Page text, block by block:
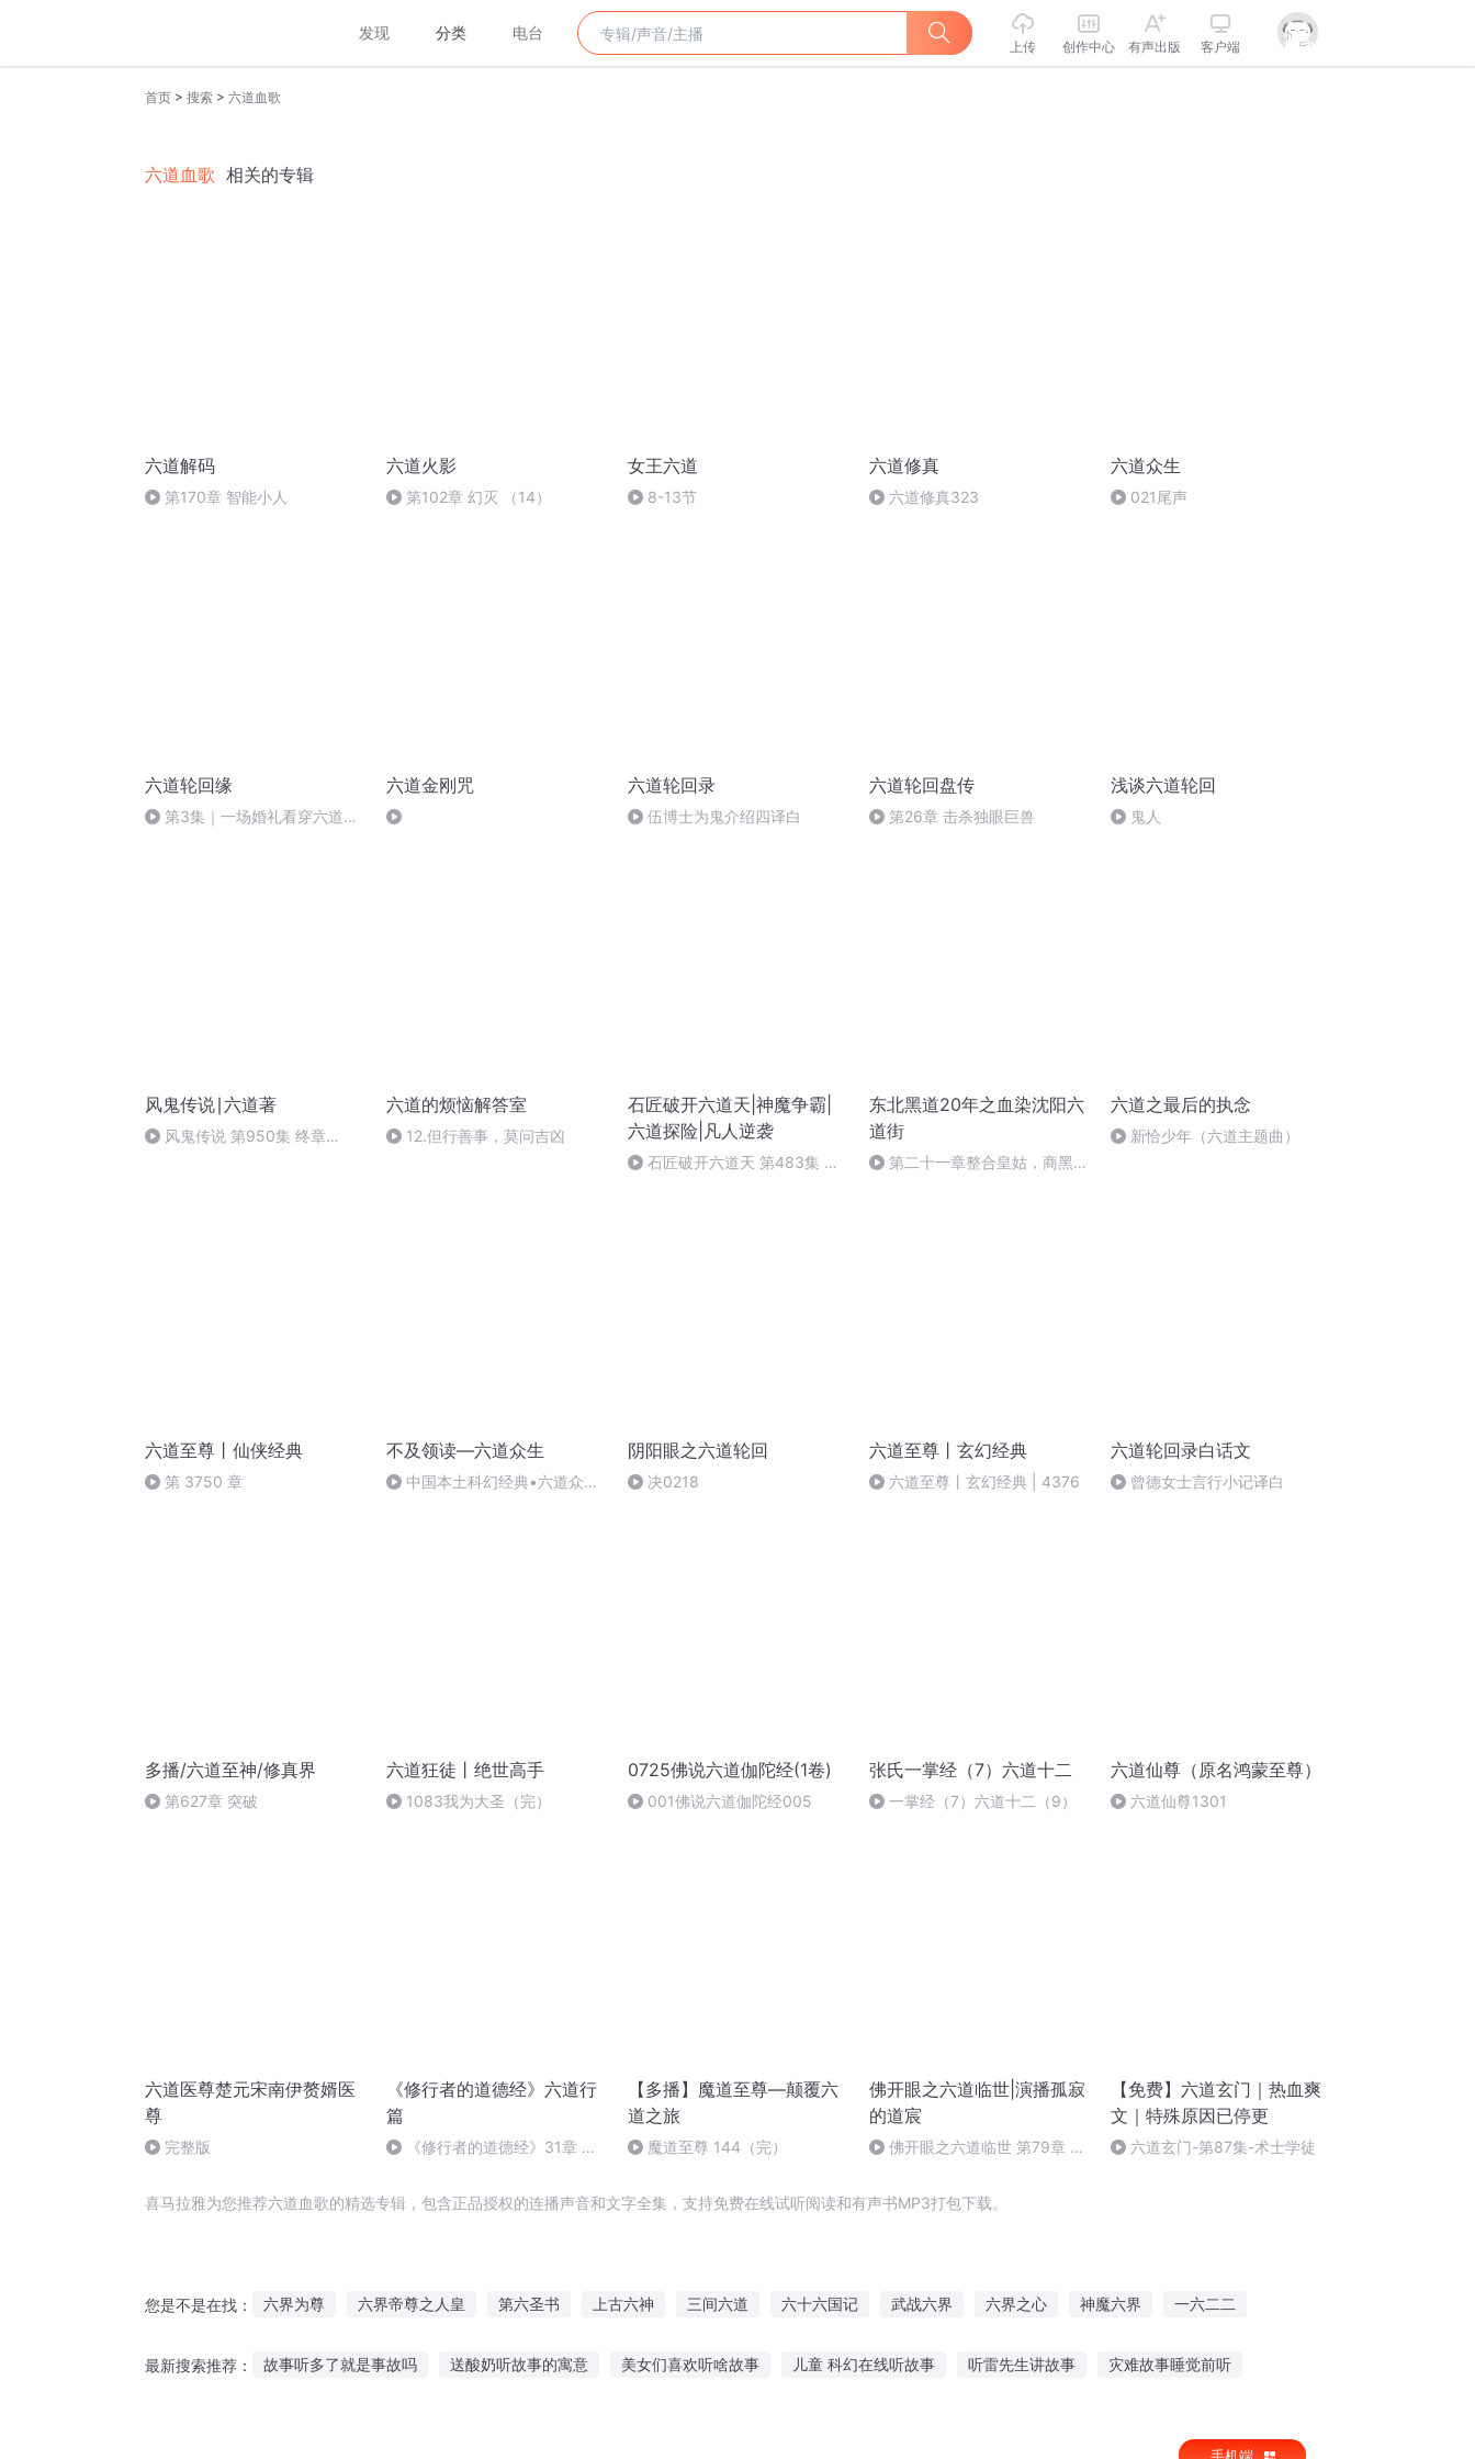
发现 分类 电台
上传 创作中心 有声出版 客户端
首页 > 搜索 > 六道血歌
六道血歌 相关的专辑
六道解码
第170章 智能小人
六道火影
第102章 幻灭 （14）
女王六道
8-13节
六道修真
六道修真323
六道众生
021尾声
六道轮回缘
第3集｜一场婚礼看穿六道轮
六道金刚咒 六道轮回录
伍博士为鬼介绍四译白
六道轮回盘传
第26章 击杀独眼巨兽
浅谈六道轮回
鬼人
风鬼传说∣六道著
风鬼传说 第950集 终章
六道的烦恼解答室
12.但行善事，莫问吉凶
石匠破开六道天|神魔争霸|
六道探险|凡人逆袭
石匠破开六道天 第483集 生
东北黑道20年之血染沈阳六
道街
第二十一章整合皇姑，商黑共
六道之最后的执念
新恰少年（六道主题曲）
六道至尊丨仙侠经典
第 3750 章
不及领读—六道众生
中国本土科幻经典•六道众生
阴阳眼之六道轮回
决0218
六道至尊丨玄幻经典
六道至尊丨玄幻经典 | 4376
六道轮回录白话文
曾德女士言行小记译白
多播/六道至神/修真界
第627章 突破
六道狂徒丨绝世高手
1083我为大圣（完）
0725佛说六道伽陀经(1卷)
001佛说六道伽陀经005
张氏一掌经（7）六道十二
一掌经（7）六道十二（9）
六道仙尊（原名鸿蒙至尊）
六道仙尊1301
六道医尊楚元宋南伊赘婿医
尊
完整版
《修行者的道德经》六道行
篇
《修行者的道德经》31章 道
【多播】魔道至尊—颠覆六
道之旅
魔道至尊 144（完）
佛开眼之六道临世|演播孤寂
的道宸
佛开眼之六道临世 第79章 诛
【免费】六道玄门｜热血爽
文｜特殊原因已停更
六道玄门-第87集-术士学徒
喜马拉雅为您推荐六道血歌的精选专辑，包含正品授权的连播声音和文字全集，支持免费在线试听阅读和有声书MP3打包下载。
您是不是在找： 六界为尊 六界帝尊之人皇 第六圣书 上古六神 三间六道 六十六国记 武战六界 六界之心 神魔六界 一六二二
最新搜索推荐： 故事听多了就是事故吗 送酸奶听故事的寓意 美女们喜欢听啥故事 儿童 科幻在线听故事 听雷先生讲故事 灾难故事睡觉前听